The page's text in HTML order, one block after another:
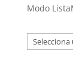
Modo Lista
Selecciona
una